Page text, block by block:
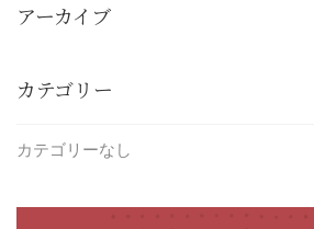
アーカイブ
カテゴリー
カテゴリーなし